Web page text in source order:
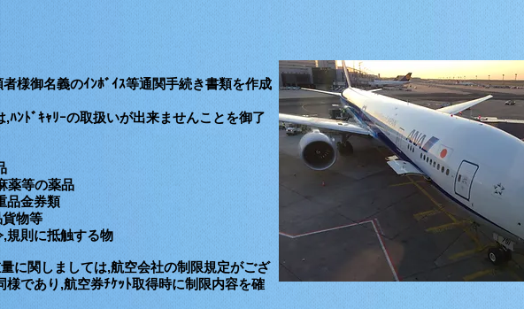
様御名義のｲﾝﾎﾞｲｽ等通関手続き書類を作成
,ﾊﾝﾄﾞｷｬﾘｰの取扱いが出来ませんことを御了
薬等の薬品
品金券類
物等
則に抵触する物
に関しましては,航空会社の制限規定がござ
様であり,航空券ﾁｹｯﾄ取得時に制限内容を確